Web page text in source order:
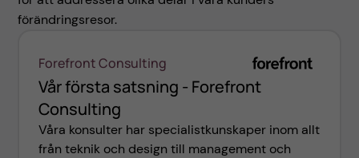
förändringsresor.
Forefront Consulting
Vår första satsning - Forefront
Consulting
Våra konsulter har specialistkunskaper inom allt
från teknik och design till management och